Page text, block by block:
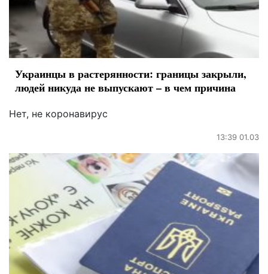
Украинцы в растерянности: границы закрыли,
людей никуда не выпускают – в чем причина
Нет, не коронавирус
13:39 01.03